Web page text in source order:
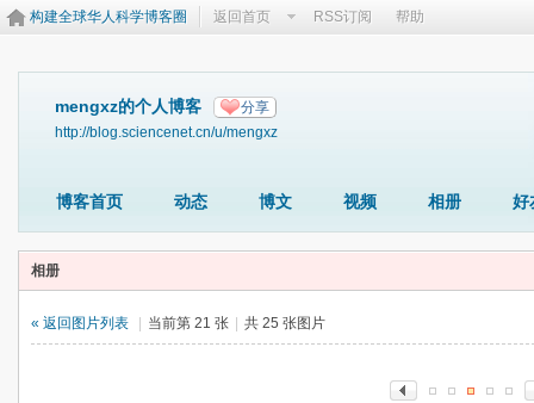
构建全球华人科学博客圈 返回首页 RSS订阅 帮助
mengxz的个人博客 分享
http://blog.sciencenet.cn/u/mengxz
博客首页 动态 博文 视频 相册 好
相册
« 返回图片列表 当前第 21 张 共 25 张图片